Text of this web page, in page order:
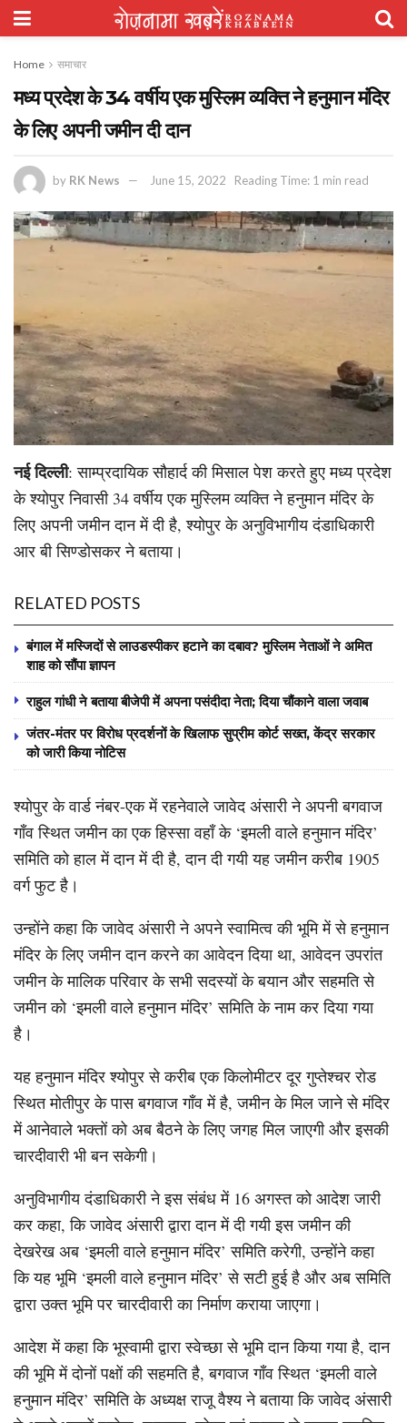
Home समाचार
मध्य प्रदेश के 34 वर्षीय एक मुस्लिम व्यक्ति ने हनुमान मंदिर
के लिए अपनी जमीन दी दान
by RK News June 15, 2022 Reading Time: 1 min read
नई दिल्ली: साम्प्रदायिक सौहार्द की मिसाल पेश करते हुए मध्य प्रदेश
के श्योपुर निवासी 34 वर्षीय एक मुस्लिम व्यक्ति ने हनुमान मंदिर के
लिए अपनी जमीन दान में दी है, श्योपुर के अनुविभागीय दंडाधिकारी
आर बी सिण्डोसकर ने बताया।
RELATED POSTS
बंगाल में मस्जिदों से लाउडस्पीकर हटाने का दबाव? मुस्लिम नेताओं ने अमित
शाह को सौंपा ज्ञापन
राहुल गांधी ने बताया बीजेपी में अपना पसंदीदा नेता; दिया चौंकाने वाला जवाब
जंतर-मंतर पर विरोध प्रदर्शनों के खिलाफ सुप्रीम कोर्ट सख्त, केंद्र सरकार
को जारी किया नोटिस
श्योपुर के वार्ड नंबर-एक में रहनेवाले जावेद अंसारी ने अपनी बगवाज
गाँव स्थित जमीन का एक हिस्सा वहाँ के ‘इमली वाले हनुमान मंदिर’
समिति को हाल में दान में दी है, दान दी गयी यह जमीन करीब 1905
वर्ग फुट है।
उन्होंने कहा कि जावेद अंसारी ने अपने स्वामित्व की भूमि में से हनुमान
मंदिर के लिए जमीन दान करने का आवेदन दिया था, आवेदन उपरांत
जमीन के मालिक परिवार के सभी सदस्यों के बयान और सहमति से
जमीन को ‘इमली वाले हनुमान मंदिर’ समिति के नाम कर दिया गया
है।
यह हनुमान मंदिर श्योपुर से करीब एक किलोमीटर दूर गुप्तेश्चर रोड
स्थित मोतीपुर के पास बगवाज गाँव में है, जमीन के मिल जाने से मंदिर
में आनेवाले भक्तों को अब बैठने के लिए जगह मिल जाएगी और इसकी
चारदीवारी भी बन सकेगी।
अनुविभागीय दंडाधिकारी ने इस संबंध में 16 अगस्त को आदेश जारी
कर कहा, कि जावेद अंसारी द्वारा दान में दी गयी इस जमीन की
देखरेख अब ‘इमली वाले हनुमान मंदिर’ समिति करेगी, उन्होंने कहा
कि यह भूमि ‘इमली वाले हनुमान मंदिर’ से सटी हुई है और अब समिति
द्वारा उक्त भूमि पर चारदीवारी का निर्माण कराया जाएगा।
आदेश में कहा कि भूस्वामी द्वारा स्वेच्छा से भूमि दान किया गया है, दान
की भूमि में दोनों पक्षों की सहमति है, बगवाज गाँव स्थित ‘इमली वाले
हनुमान मंदिर’ समिति के अध्यक्ष राजू वैश्य ने बताया कि जावेद अंसारी